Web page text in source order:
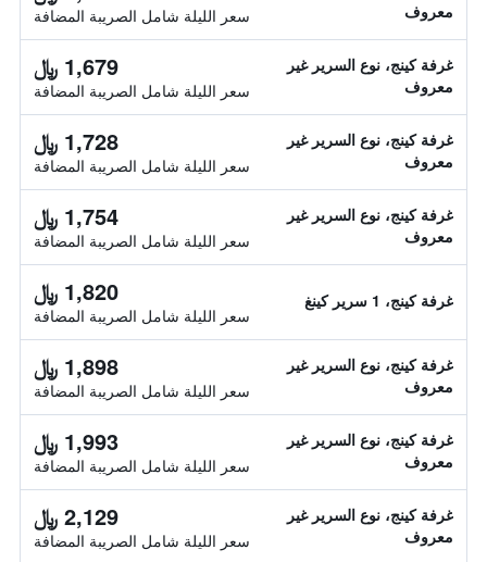
معروف سعر الليلة شامل الصريبة المضافة
غرفة كينج، نوع السرير غير
معروف
1,679 ﷼
سعر الليلة شامل الصريبة المضافة
غرفة كينج، نوع السرير غير
معروف
1,728 ﷼
سعر الليلة شامل الصريبة المضافة
غرفة كينج، نوع السرير غير
معروف
1,754 ﷼
سعر الليلة شامل الصريبة المضافة
غرفة كينج، 1 سرير كينغ 1,820 ﷼
سعر الليلة شامل الصريبة المضافة
غرفة كينج، نوع السرير غير
معروف
1,898 ﷼
سعر الليلة شامل الصريبة المضافة
غرفة كينج، نوع السرير غير
معروف
1,993 ﷼
سعر الليلة شامل الصريبة المضافة
غرفة كينج، نوع السرير غير
معروف
2,129 ﷼
سعر الليلة شامل الصريبة المضافة